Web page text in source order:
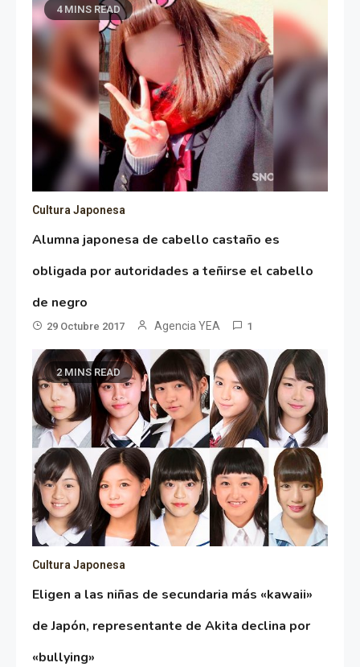
4 MINS READ
Cultura Japonesa
Alumna japonesa de cabello castaño es
obligada por autoridades a teñirse el cabello
de negro
29 Octubre 2017 Agencia YEA 1
2 MINS READ
Cultura Japonesa
Eligen a las niñas de secundaria más «kawaii»
de Japón, representante de Akita declina por
«bullying»